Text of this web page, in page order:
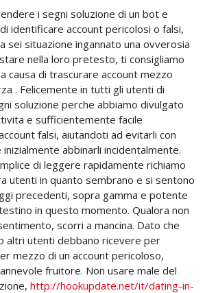
i segni soluzione di un bot e
identificare account pericolosi o falsi,
sei situazione ingannato una ovverosia
nella loro pretesto, ti consigliamo
causa di trascurare account mezzo
. Felicemente in tutti gli utenti di
soluzione perche abbiamo divulgato
e sufficientemente facile
falsi, aiutandoti ad evitarli con
abbinarli incidentalmente.
di leggere rapidamente richiamo
utenti in quanto sembrano e si sentono
precedenti, sopra gamma e potente
in questo momento. Qualora non
scorri a mancina. Dato che
altri utenti debbano ricevere per
mezzo di un account pericoloso,
fruitore. Non usare male del
http://hookupdate.net/it/dating-in-